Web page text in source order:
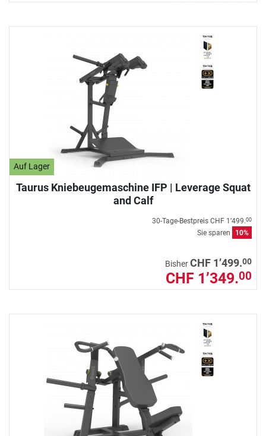
Auf Lager
Taurus Kniebeugemaschine IFP | Leverage Squat
and Calf
30-Tage-Bestpreis CHF 1’499.00
Sie sparen 10%
BisherCHF 1’499.00
CHF 1’349.00